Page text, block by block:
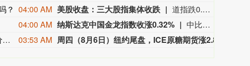
？ 04:00 AM 美股收盘：三大股指集体收跌
道指跌0.85%，标普500指数跌0.18%，纳指跌0.04%。APP AppLovin跌19.66%，Datadog跌19.03%，Epam Systems跌15.33%，Axon Enterprise跌14.28%。“七姐妹”方面：微软涨2.51%，苹果涨0.49%，Meta Platforms涨0.15%，亚马逊跌0.13%，英伟达跌0.23%，特斯拉跌0.63%，谷歌跌0.91%。
04:00 AM 纳斯达克中国金龙指数收涨0.32%
中比能源涨21.17%，海天网络涨16.90%，再鼎医药涨13.47%，诺亚财富涨4.84%，中汽系统涨4.37%。
03:53 AM